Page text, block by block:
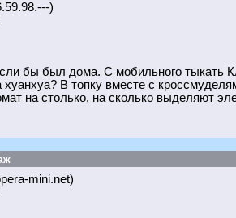
)
бы был дома. С мобильного тыкать
В топку вместе с
на столько, на сколько выделяют
mini.net)